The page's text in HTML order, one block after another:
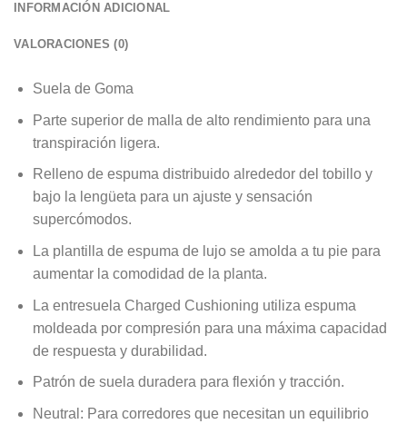
INFORMACIÓN ADICIONAL
VALORACIONES (0)
Suela de Goma
Parte superior de malla de alto rendimiento para una
transpiración ligera.
Relleno de espuma distribuido alrededor del tobillo y
bajo la lengüeta para un ajuste y sensación
supercómodos.
La plantilla de espuma de lujo se amolda a tu pie para
aumentar la comodidad de la planta.
La entresuela Charged Cushioning utiliza espuma
moldeada por compresión para una máxima capacidad
de respuesta y durabilidad.
Patrón de suela duradera para flexión y tracción.
Neutral: Para corredores que necesitan un equilibrio